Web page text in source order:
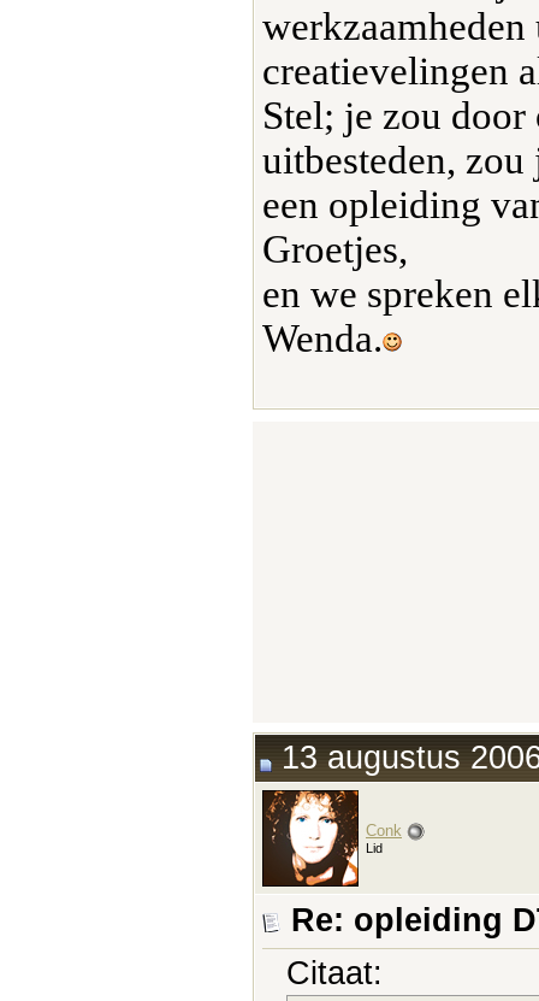
creatievelingen
Stel; je zou
uitbesteden,
een opleiding
Groetjes,
en we spreken
Wenda.
13 augustus
Conk
Lid
Re: opleiding
Citaat: